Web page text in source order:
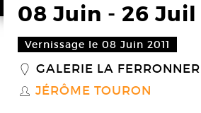
08 Juin - 26 Juil
Vernissage le 08 Juin 2011
_ GALERIE LA
S JÉRÔME TOURON